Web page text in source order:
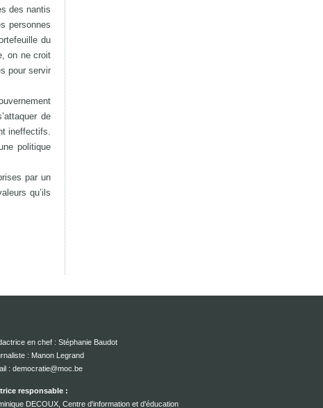
des nantis
personnes
du
on ne croit
pour servir
de
ineffectifs.
politique
par un
qu’ils
en chef : Stéphanie Baudot
: Manon Legrand
: democratie@moc.be
responsable :
DECOUX, Centre d'information et d'éducation